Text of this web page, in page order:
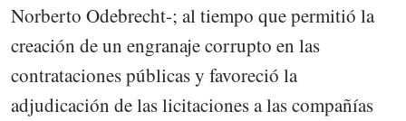
Norberto Odebrecht-; al tiempo que permitió la
creación de un engranaje corrupto en las
contrataciones públicas y favoreció la
adjudicación de las licitaciones a las compañías